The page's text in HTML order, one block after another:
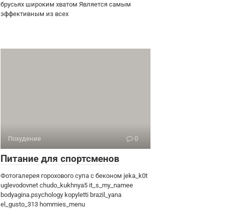
брусьях широким хватом Является самым
эффективным из всех
Похудение 0
Питание для спортсменов
Фотогалерея горохового супа с беконом jeka_k0t
uglevodovnet chudo_kukhnya5 it_s_my_namee
bodyagina.psychology kopyletti brazil_yana
el_gusto_313 hommies_menu